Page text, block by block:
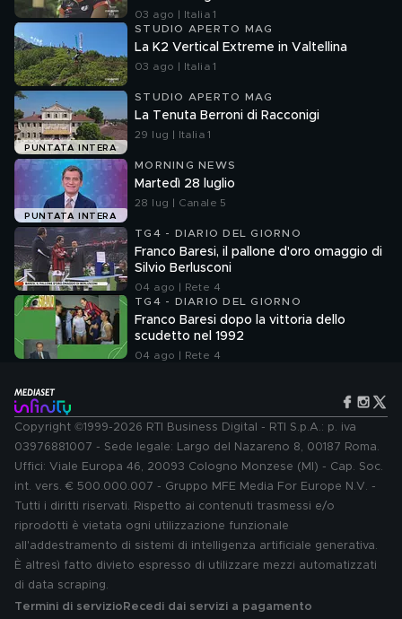
03 ago | Italia 1
STUDIO APERTO MAG
La K2 Vertical Extreme in Valtellina
03 ago | Italia 1
PUNTATA INTERA
STUDIO APERTO MAG
La Tenuta Berroni di Racconigi
29 lug | Italia 1
PUNTATA INTERA
MORNING NEWS
Martedì 28 luglio
28 lug | Canale 5
TG4 - DIARIO DEL GIORNO
Franco Baresi, il pallone d'oro omaggio di
Silvio Berlusconi
04 ago | Rete 4
TG4 - DIARIO DEL GIORNO
Franco Baresi dopo la vittoria dello
scudetto nel 1992
04 ago | Rete 4
Copyright ©1999-2026 RTI Business Digital - RTI S.p.A.: p. iva
03976881007 - Sede legale: Largo del Nazareno 8, 00187 Roma.
Uffici: Viale Europa 46, 20093 Cologno Monzese (MI) - Cap. Soc.
int. vers. € 500.000.007 - Gruppo MFE Media For Europe N.V. -
Tutti i diritti riservati. Rispetto ai contenuti trasmessi e/o
riprodotti è vietata ogni utilizzazione funzionale
all'addestramento di sistemi di intelligenza artificiale generativa.
È altresì fatto divieto espresso di utilizzare mezzi automatizzati
di data scraping.
Termini di servizio Recedi dai servizi a pagamento